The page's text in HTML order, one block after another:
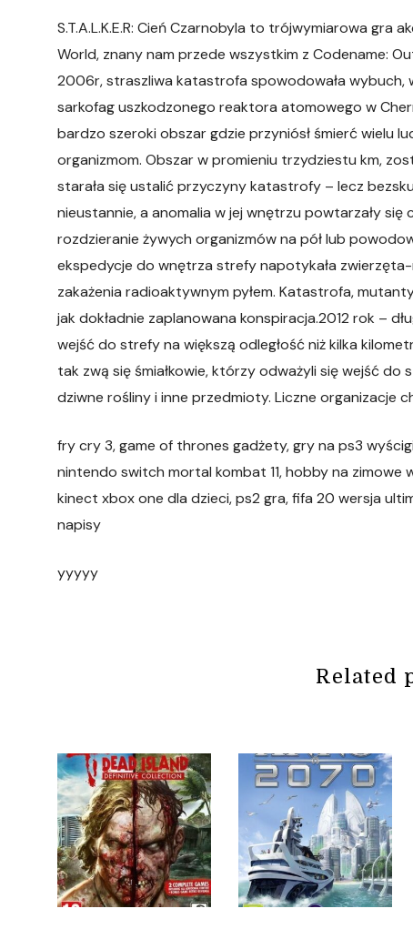
S.T.A.L.K.E.R: Cień Czarnobyla to trójwymiarowa gra
World, znany nam przede wszystkim z Codename:
2006r, straszliwa katastrofa spowodowała wybuch,
sarkofag uszkodzonego reaktora atomowego w
bardzo szeroki obszar gdzie przyniósł śmierć wielu
organizmom. Obszar w promieniu trzydziestu km,
starała się ustalić przyczyny katastrofy – lecz
nieustannie, a anomalia w jej wnętrzu powtarzały się
rozdzieranie żywych organizmów na pół lub
ekspedycje do wnętrza strefy napotykała
zakażenia radioaktywnym pyłem. Katastrofa,
jak dokładnie zaplanowana konspiracja.2012 rok –
wejść do strefy na większą odległość niż kilka
tak zwą się śmiałkowie, którzy odważyli się wejść
dziwne rośliny i inne przedmioty. Liczne organizacje
fry cry 3, game of thrones gadżety, gry na ps3
nintendo switch mortal kombat 11, hobby na
kinect xbox one dla dzieci, ps2 gra, fifa 20 wersja
napisy
yyyyy
Related